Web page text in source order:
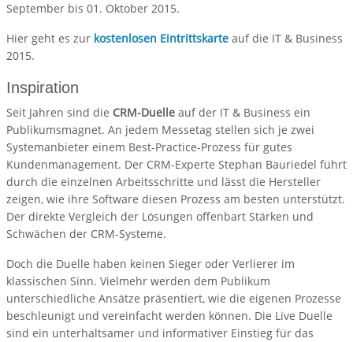
September bis 01. Oktober 2015.
Hier geht es zur kostenlosen Eintrittskarte auf die IT & Business
2015.
Inspiration
Seit Jahren sind die CRM-Duelle auf der IT & Business ein
Publikumsmagnet. An jedem Messetag stellen sich je zwei
Systemanbieter einem Best-Practice-Prozess für gutes
Kundenmanagement. Der CRM-Experte Stephan Bauriedel führt
durch die einzelnen Arbeitsschritte und lässt die Hersteller
zeigen, wie ihre Software diesen Prozess am besten unterstützt.
Der direkte Vergleich der Lösungen offenbart Stärken und
Schwächen der CRM-Systeme.
Doch die Duelle haben keinen Sieger oder Verlierer im
klassischen Sinn. Vielmehr werden dem Publikum
unterschiedliche Ansätze präsentiert, wie die eigenen Prozesse
beschleunigt und vereinfacht werden können. Die Live Duelle
sind ein unterhaltsamer und informativer Einstieg für das